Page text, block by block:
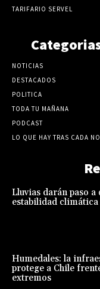
TARIFARIO SERVEL
NOTICIAS
DESTACADOS
POLITICA
TODA TU MAÑANA
PODCAST
LO QUE HAY TRAS CADA
Lluvias darán paso a
estabilidad climática
Humedales: la
protege a Chile
extremos